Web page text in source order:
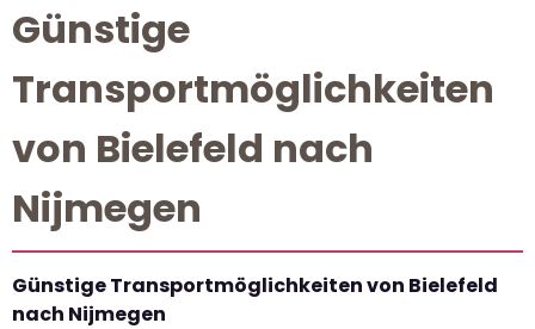
Günstige
Transportmöglichkeiten
von Bielefeld nach
Nijmegen
Günstige Transportmöglichkeiten von Bielefeld
nach Nijmegen